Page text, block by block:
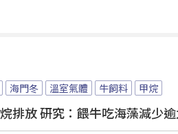
海門冬 溫室氣體 牛飼料 甲烷
排放 研究：餵牛吃海藻減少